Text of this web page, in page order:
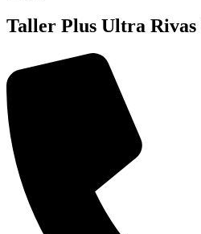
Taller Plus Ultra